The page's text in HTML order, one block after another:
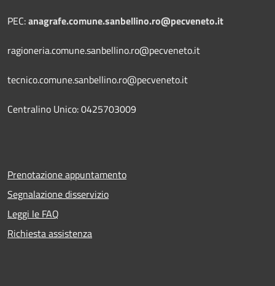
PEC:anagrafe.comune.sanbellino.ro@pecveneto.it
ragioneria.comune.sanbellino.ro@pecveneto.it
tecnico.comune.sanbellino.ro@pecveneto.it
Centralino Unico: 0425703009
Prenotazione appuntamento
Segnalazione disservizio
Leggi le FAQ
Richiesta assistenza